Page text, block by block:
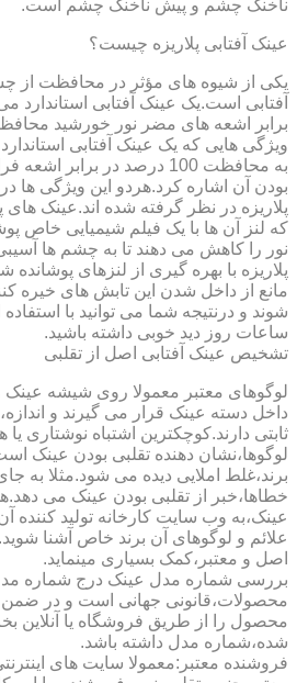
ناخنک چشم و پیش ناخنک چشم است.
عینک آفتابی پلاریزه چیست؟
یکی از شیوه های مؤثر در محافظت از
آفتابی است.یک عینک آفتابی استاندارد
برابر اشعه های مضر نور خورشید
ویژگی هایی که یک عینک آفتابی
به محافظت 100 درصد در برابر
بودن آن اشاره کرد.هردو این ویژگی ها
پلاریزه در نظر گرفته شده اند.عینک های
که لنز آن ها با یک فیلم شیمیایی خاص
نور را کاهش می دهند تا به چشم ها
پلاریزه با بهره گیری از لنزهای پوشانده
مانع از داخل شدن این تابش های خیره
شوند و درنتیجه شما می توانید با
ساعات روز دید خوبی داشته باشید.
تشخیص عینک آفتابی اصل از تقلبی
لوگوهای معتبر معمولا روی شیشه
داخل دسته عینک قرار می گیرند و
ثابتی دارند.کوچکترین اشتباه نوشتاری یا
لوگوها،نشان دهنده تقلبی بودن عینک
برند،غلط املایی دیده می شود.مثلا به
خطاها،خبر از تقلبی بودن عینک می
عینک،به وب سایت کارخانه تولید کننده
علائم و لوگوهای آن برند خاص آشنا
اصل و معتبر،کمک بسیاری مینماید.
بررسی شماره مدل عینک درج شماره
محصولات،قانونی جهانی است و در
محصول را از طریق فروشگاه یا آنلاین
شده،شماره مدل داشته باشد.
فروشنده معتبر:معمولا سایت های